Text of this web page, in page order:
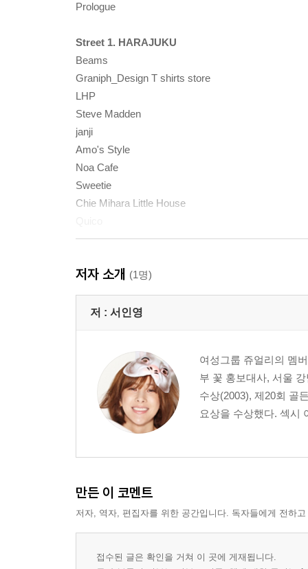
Prologue
Street 1. HARAJUKU
Beams
Graniph_Design T shirts store
LHP
Steve Madden
janji
Amo's Style
Noa Cafe
Sweetie
Chie Mihara Little House
Shiatsu Room
Cafe Studio
Vanila Dew
Report. STREET PEOPLE
Street 2. DAIKANYAMA
CA4RA
If'xx
Love Girls Market
Boutique Jeanne Vaiet
저자 소개 (1명)
저 : 서인영
여성그룹 쥬얼리의 멤
부 꽃 홍보대사, 서울
수상(2003), 제20회 골
요상을 수상했다. 섹시
만든 이 코멘트
저자, 역자, 편집자를 위한 공간입니다. 독자들에게 전하
접수된 글은 확인을 거쳐 이 곳에 게재됩니다.